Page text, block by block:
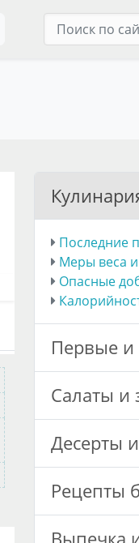
Последние
Меры веса
Опасные
Первые
Салаты и
Десерты
Рецепты